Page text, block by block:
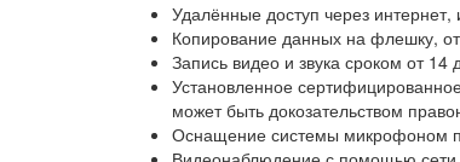
Удалённые доступ через
Копирование данных на флешку,
Запись видео и звука сроком от 14
Установленное
может быть докозательством
Оснащение системы микрофоном